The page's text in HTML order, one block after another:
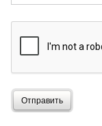
Отправить